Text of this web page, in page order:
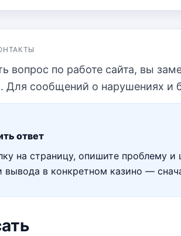
вопрос по работе сайта, вы
Для сообщений о нарушениях и
ответ
на страницу, опишите проблему и
вывода в конкретном казино —